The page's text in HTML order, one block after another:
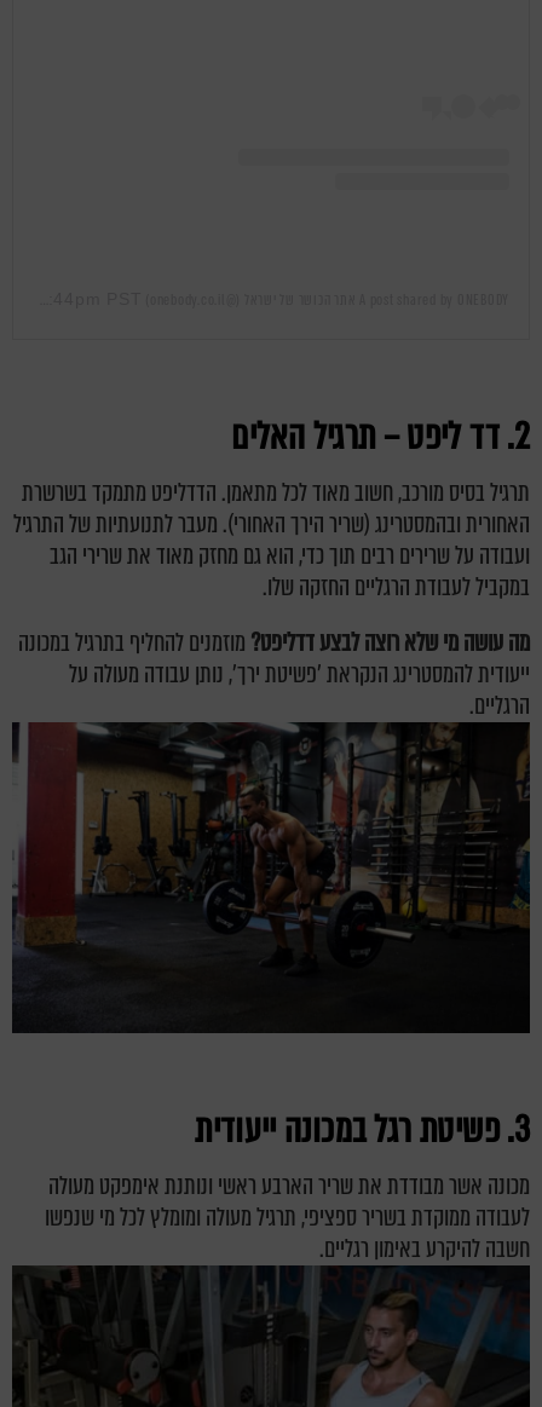
2. דד ליפט – תרגיל האלים
תרגיל בסיס מורכב, חשוב מאוד לכל מתאמן. הדדליפט מתמקד בשרשרת
האחורית ובהמסטרינג (שריר הירך האחורי). מעבר לתנועתיות של התרגיל
ועבודה על שרירים רבים תוך כדי, הוא גם מחזק מאוד את שרירי הגב
במקביל לעבודת הרגליים החזקה שלו.
מה עושה מי שלא רוצה לבצע דדליפט? מוזמנים להחליף בתרגיל במכונה
ייעודית להמסטרינג הנקראת 'פשיטת ירך', נותן עבודה מעולה על
הרגליים.
3. פשיטת רגל במכונה ייעודית
מכונה אשר מבודדת את שריר הארבע ראשי ונותנת אימפקט מעולה
לעבודה ממוקדת בשריר ספציפי, תרגיל מעולה ומומלץ לכל מי שנפשו
חשבה להיקרע באימון רגליים.